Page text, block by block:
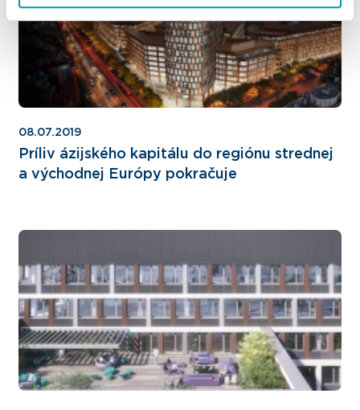
08.07.2019
Príliv ázijského kapitálu do regiónu strednej
a východnej Európy pokračuje